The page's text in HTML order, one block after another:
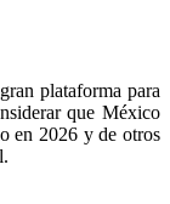
plataforma para
que México
en 2026 y de otros